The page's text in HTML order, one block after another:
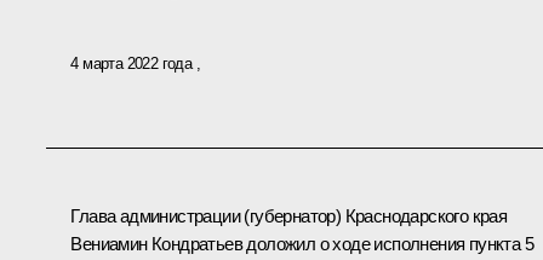
4 марта 2022 года
Глава администрации (губернатор) Краснодарского края
Вениамин Кондратьев доложил о ходе исполнения пункта 5